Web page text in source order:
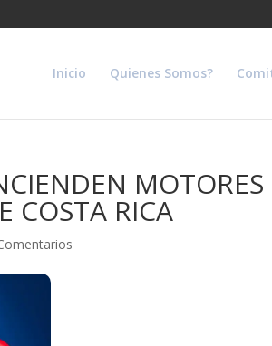
Inicio Quienes Somos?
COSTA RICA